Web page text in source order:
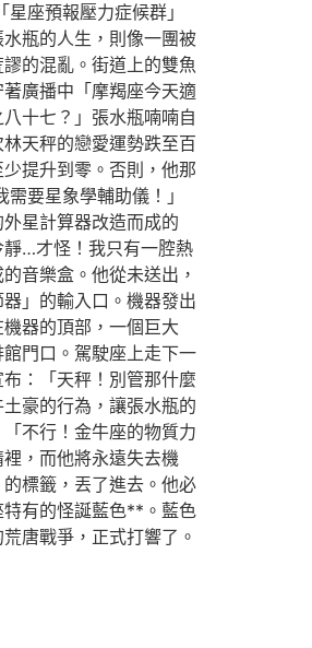
「星座預報壓力症候群」
瓶的人生，則像一團被
的混亂。街道上的雙魚
廣播中「摩羯座今天適
十七？」張水瓶喃喃自
天秤的戀愛運勢跌至百
提升到零。否則，他那
要星象學輔助儀！」
星計算器改造而成的
靜…才怪！我只有一腔熱
音樂盒。他從未送出，
」的輸入口。機器發出
器的頂部，一個巨大
門口。駕駛座上走下一
：「天秤！別管那什麼
豪的行為，讓張水瓶的
不行！金牛座的物質力
，而他將永遠失去機
標籤，丟了進去。他必
有的怪誕藍色**。藍色
唐戰爭，正式打響了。